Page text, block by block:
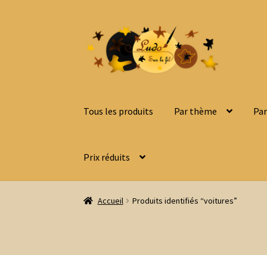
Aller
à
navigation
Aller
au
contenu
Tous les produits Par thème
Prix réduits
Accueil Produits identifiés “voitures”